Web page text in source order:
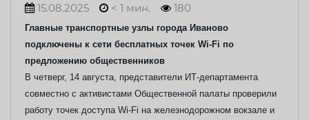
15.08.2025 < 1 мин. 180
Главные транспортные узлы города Иваново
подключены к сети бесплатных точек Wi-Fi по
предложению общественников
В четверг, 14 августа, представители ИТ-департамента
совместно с активистами Общественной палаты проверили
работу точек доступа Wi-Fi на железнодорожном вокзале и